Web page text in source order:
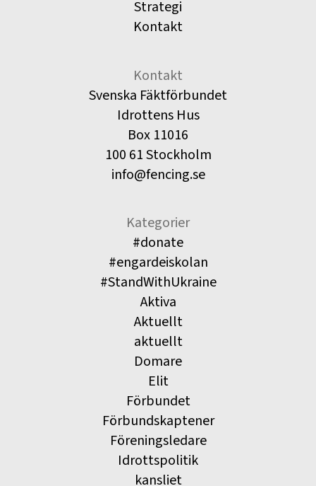
Strategi
Kontakt
Kontakt
Svenska Fäktförbundet
Idrottens Hus
Box 11016
100 61 Stockholm
info@fencing.se
Kategorier
#donate
#engardeiskolan
#StandWithUkraine
Aktiva
Aktuellt
aktuellt
Domare
Elit
Förbundet
Förbundskaptener
Föreningsledare
Idrottspolitik
kansliet